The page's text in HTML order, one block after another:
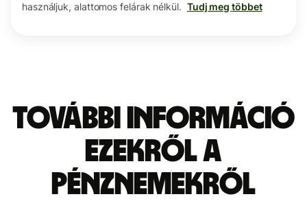
használjuk, alattomos felárak nélkül. Tudj meg többet
További információ
ezekről a
pénznemekről